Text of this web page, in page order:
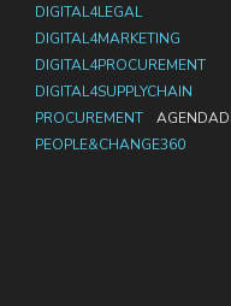
DIGITAL4LEGAL
DIGITAL4MARKETING
DIGITAL4PROCUREMENT
DIGITAL4SUPPLYCHAIN
PROCUREMENT
PEOPLE&CHANGE360